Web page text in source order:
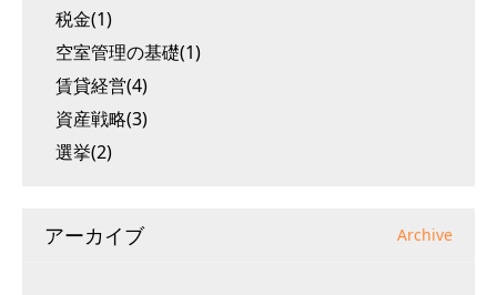
税金(1)
空室管理の基礎(1)
賃貸経営(4)
資産戦略(3)
選挙(2)
アーカイブ Archive